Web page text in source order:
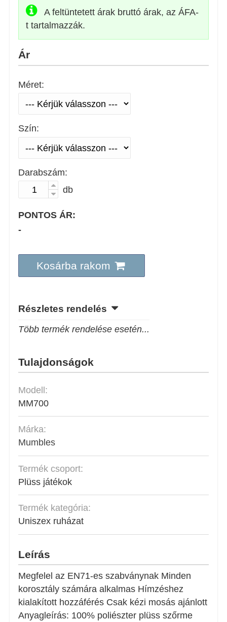
A feltüntetett árak bruttó árak, az ÁFA-
t tartalmazzák.
Ár
Méret:
Szín:
Darabszám:
db
PONTOS ÁR:
-
Kosárba rakom
Részletes rendelés
Több termék rendelése esetén...
Tulajdonságok
Modell:
MM700
Márka:
Mumbles
Termék csoport:
Plüss játékok
Termék kategória:
Uniszex ruházat
Leírás
Megfelel az EN71-es szabványnak Minden
korosztály számára alkalmas Hímzéshez
kialakított hozzáférés Csak kézi mosás ajánlott
Anyagleírás: 100% poliészter plüss szőrme